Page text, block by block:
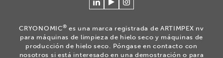
Conéctese
Cryonomic
en
Linkedin
Mire
videos
en
el
canal
Volg
op
Instagram
CRYONOMIC® es una marca registrada de ARTIMPEX nv
para máquinas de limpieza de hielo seco y máquinas de
producción de hielo seco. Póngase en contacto con
nosotros si está interesado en una demostración o para